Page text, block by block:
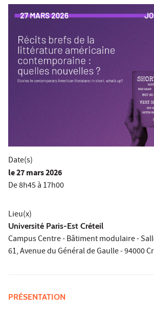
Date(s)
le27 mars 2026
De 8h45 à 17h00
Lieu(x)
Université Paris-Est Créteil
Campus Centre - Bâtiment modulaire -
61, Avenue du Général de Gaulle - 94000
PRÉSENTATION